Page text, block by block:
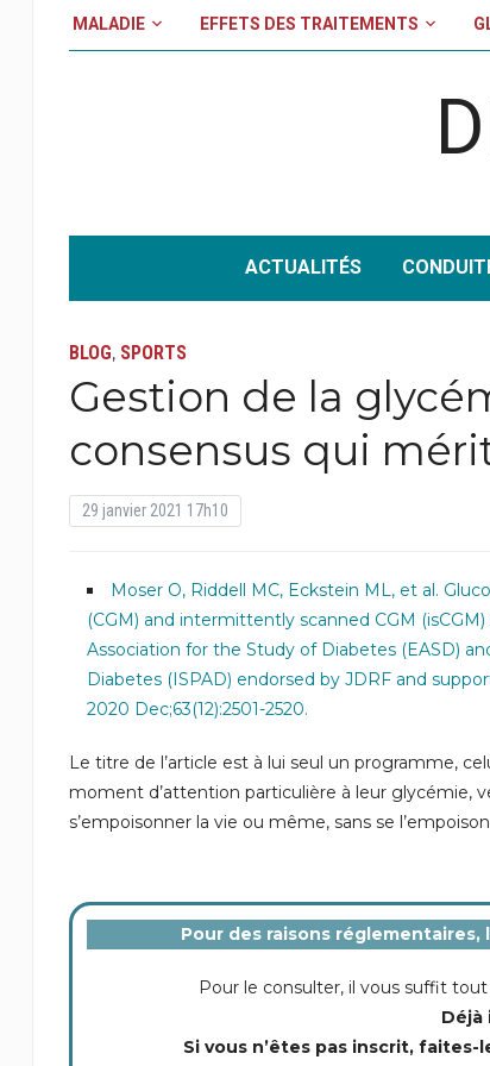
MALADIE EFFETS DES TRAITEMENTS
ACTUALITÉS
BLOG, SPORTS
Gestion de la
consensus qui
29 janvier 2021 17h10
Moser O, Riddell MC, Eckstein ML, et al.
(CGM) and intermittently scanned CGM
Association for the Study of Diabetes (EASD)
Diabetes (ISPAD) endorsed by JDRF and
2020 Dec;63(12):2501-2520.
Le titre de l’article est à lui seul un programme,
moment d’attention particulière à leur glycémie,
s’empoisonner la vie ou même, sans se
Pour des raisons
Pour le consulter, il vous suffit
Si vous n’êtes pas inscrit,